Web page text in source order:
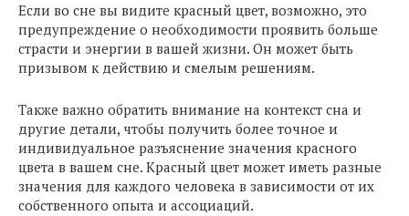
Если во сне вы видите красный цвет, возможно, это
предупреждение о необходимости проявить больше
страсти и энергии в вашей жизни. Он может быть
призывом к действию и смелым решениям.
Также важно обратить внимание на контекст сна и
другие детали, чтобы получить более точное и
индивидуальное разъяснение значения красного
цвета в вашем сне. Красный цвет может иметь разные
значения для каждого человека в зависимости от их
собственного опыта и ассоциаций.